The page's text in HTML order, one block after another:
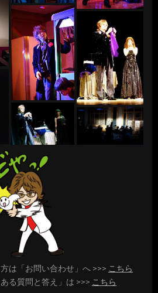
は「お問い合わせ」へ >>> こちら
る質問と答え」は >>> こちら